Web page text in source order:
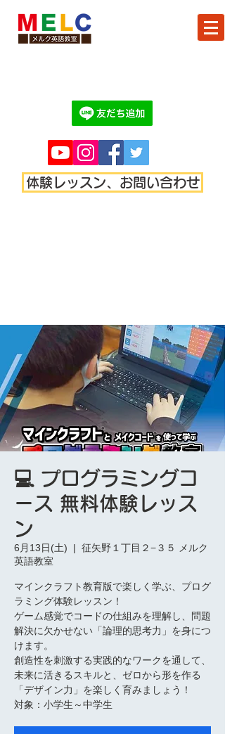
体験レッスン、お問い合わせ
💻 プログラミングコ
ース 無料体験レッス
ン
6月13日(土)
  |
征矢野１丁目２−３５ メルク
英語教室
マインクラフト教育版で楽しく学ぶ、プログ
ラミング体験レッスン！
ゲーム感覚でコードの仕組みを理解し、問題
解決に欠かせない「論理的思考力」を身につ
けます。
創造性を刺激する実践的なワークを通して、
未来に活きるスキルと、ゼロから形を作る
「デザイン力」を楽しく育みましょう！
対象：小学生～中学生